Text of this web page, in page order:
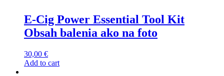
E-Cig Power Essential Tool Kit
Obsah balenia ako na foto
30,00 €
Add to cart